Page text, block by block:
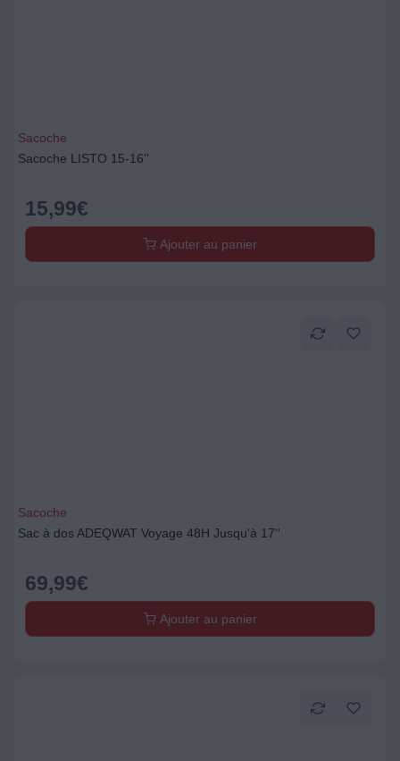
Sacoche
Sacoche LISTO 15-16''
15,99€
Ajouter au panier
Sacoche
Sac à dos ADEQWAT Voyage 48H Jusqu'à 17''
69,99€
Ajouter au panier